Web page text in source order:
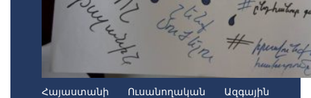
Հայաստանի Ուսանողական Ազգային